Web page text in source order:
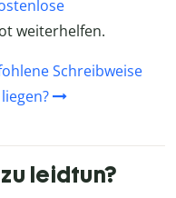
weiterhelfen.
Schreibweise
leidtun?